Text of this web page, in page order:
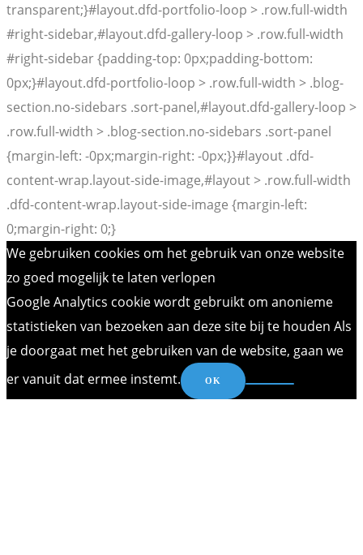
transparent;}#layout.dfd-portfolio-loop > .row.full-width
#right-sidebar,#layout.dfd-gallery-loop > .row.full-width
#right-sidebar {padding-top: 0px;padding-bottom:
0px;}#layout.dfd-portfolio-loop > .row.full-width > .blog-
section.no-sidebars .sort-panel,#layout.dfd-gallery-loop >
.row.full-width > .blog-section.no-sidebars .sort-panel
{margin-left: -0px;margin-right: -0px;}}#layout .dfd-
content-wrap.layout-side-image,#layout > .row.full-width
.dfd-content-wrap.layout-side-image {margin-left:
0;margin-right: 0;}
We gebruiken cookies om het gebruik van onze website
zo goed mogelijk te laten verlopen
Google Analytics cookie wordt gebruikt om anonieme
statistieken van bezoeken aan deze site bij te houden Als
je doorgaat met het gebruiken van de website, gaan we
er vanuit dat ermee instemt.
OK